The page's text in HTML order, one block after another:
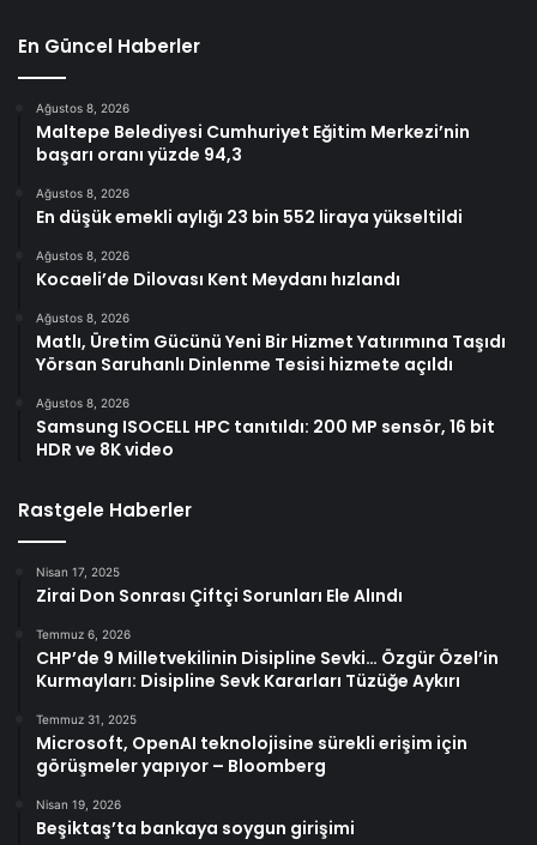
En Güncel Haberler
Ağustos 8, 2026
Maltepe Belediyesi Cumhuriyet Eğitim Merkezi’nin
başarı oranı yüzde 94,3
Ağustos 8, 2026
En düşük emekli aylığı 23 bin 552 liraya yükseltildi
Ağustos 8, 2026
Kocaeli’de Dilovası Kent Meydanı hızlandı
Ağustos 8, 2026
Matlı, Üretim Gücünü Yeni Bir Hizmet Yatırımına Taşıdı
Yörsan Saruhanlı Dinlenme Tesisi hizmete açıldı
Ağustos 8, 2026
Samsung ISOCELL HPC tanıtıldı: 200 MP sensör, 16 bit
HDR ve 8K video
Rastgele Haberler
Nisan 17, 2025
Zirai Don Sonrası Çiftçi Sorunları Ele Alındı
Temmuz 6, 2026
CHP’de 9 Milletvekilinin Disipline Sevki… Özgür Özel’in
Kurmayları: Disipline Sevk Kararları Tüzüğe Aykırı
Temmuz 31, 2025
Microsoft, OpenAI teknolojisine sürekli erişim için
görüşmeler yapıyor – Bloomberg
Nisan 19, 2026
Beşiktaş’ta bankaya soygun girişimi